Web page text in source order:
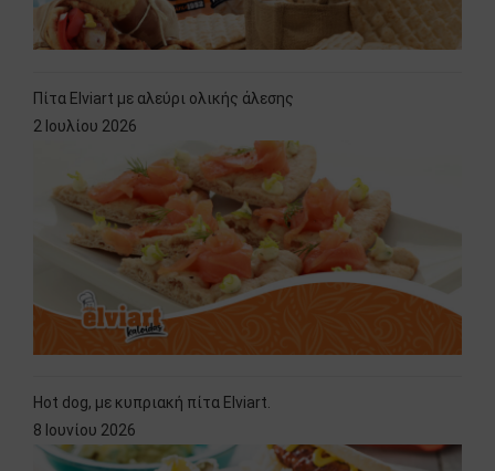
Πίτα Elviart με αλεύρι ολικής άλεσης
2 Ιουλίου 2026
Hot dog, με κυπριακή πίτα Elviart.
8 Ιουνίου 2026